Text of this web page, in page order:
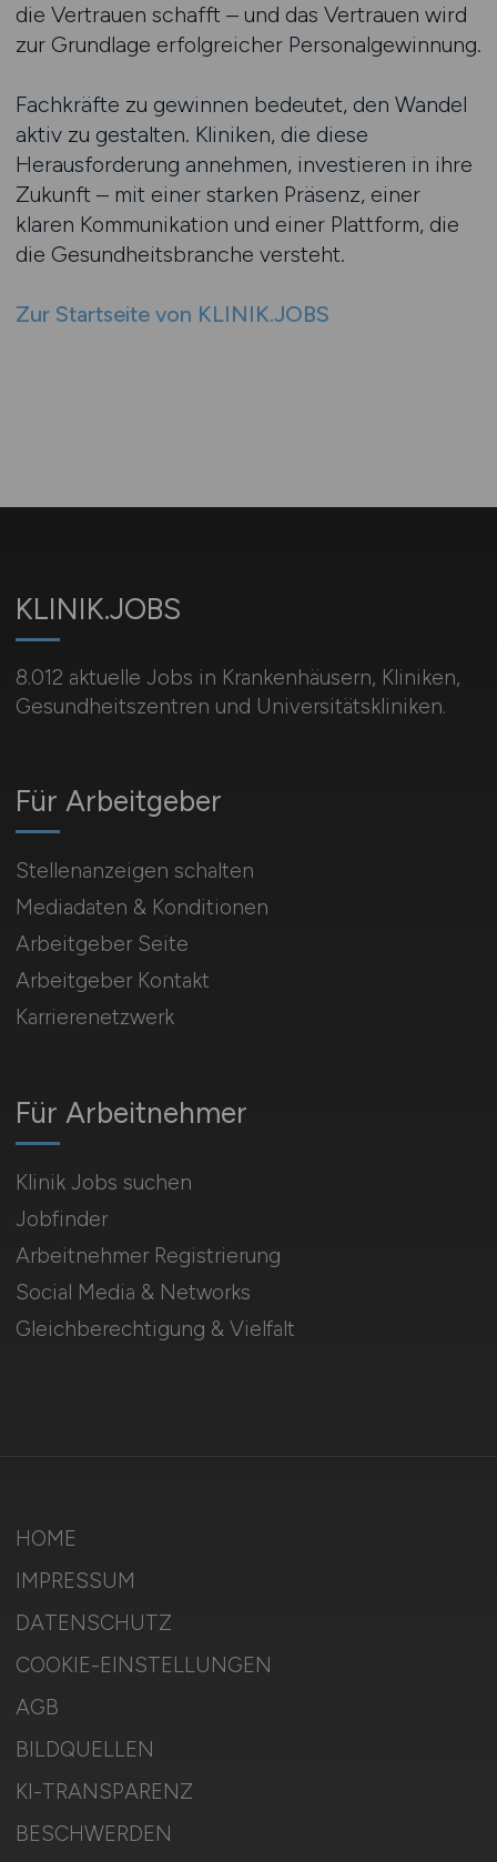
die Vertrauen schafft – und das Vertrauen wird
zur Grundlage erfolgreicher Personalgewinnung.
Fachkräfte zu gewinnen bedeutet, den Wandel
aktiv zu gestalten. Kliniken, die diese
Herausforderung annehmen, investieren in ihre
Zukunft – mit einer starken Präsenz, einer
klaren Kommunikation und einer Plattform, die
die Gesundheitsbranche versteht.
Zur Startseite von KLINIK.JOBS
KLINIK.JOBS
8.012 aktuelle Jobs in Krankenhäusern, Kliniken,
Gesundheitszentren und Universitätskliniken.
Für Arbeitnehmer
Klinik Jobs suchen
Jobfinder
Arbeitnehmer Registrierung
Social Media & Networks
Gleichberechtigung & Vielfalt
Für Arbeitgeber
Stellenanzeigen schalten
Mediadaten & Konditionen
Arbeitgeber Seite
Arbeitgeber Kontakt
Karrierenetzwerk
HOME
IMPRESSUM
DATENSCHUTZ
COOKIE-EINSTELLUNGEN
AGB
BILDQUELLEN
KI-TRANSPARENZ
BESCHWERDEN